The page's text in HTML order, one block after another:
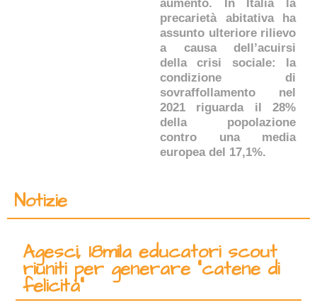
aumento. In Italia la
precarietà abitativa ha
assunto ulteriore rilievo
a causa dell’acuirsi
della crisi sociale: la
condizione di
sovraffollamento nel
2021 riguarda il 28%
della popolazione
contro una media
europea del 17,1%.
Notizie
Agesci, 18mila educatori scout
riuniti per generare “catene di
felicità”